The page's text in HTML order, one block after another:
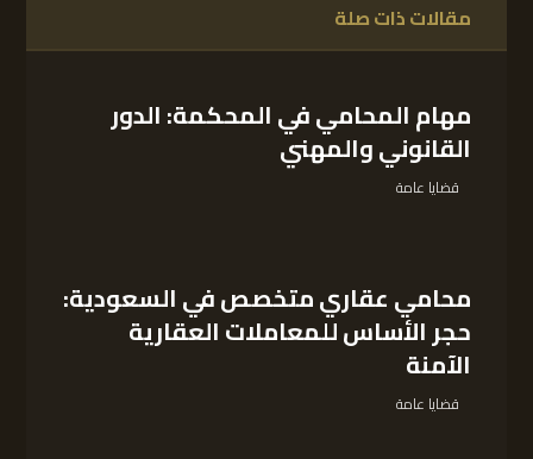
مقالات ذات صلة
مهام المحامي في المحكمة: الدور
القانوني والمهني
قضايا عامة
محامي عقاري متخصص في السعودية:
حجر الأساس للمعاملات العقارية
الآمنة
قضايا عامة